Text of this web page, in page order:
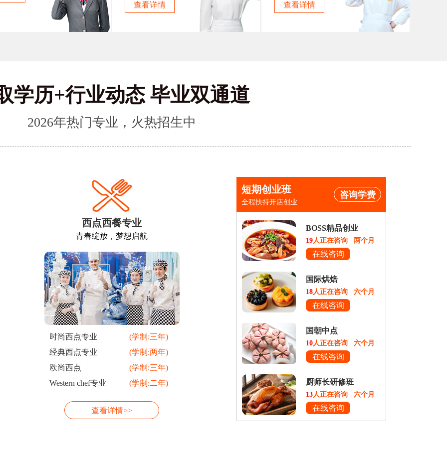
查看详情 查看详情
学历+行业动态 毕业双通道
2026年热门专业，火热招生中
西点西餐专业
青春绽放，梦想启航
时尚西点专业
(学制:三年)
经典西点专业
(学制:两年)
欧尚西点
(学制:三年)
Western chef专业
(学制:二年)
查看详情>>
短期创业班
全程扶持开店创业
咨询学费
BOSS精品创业
19人正在咨询 两个月
在线咨询
国际烘焙
18人正在咨询 六个月
在线咨询
国朝中点
10人正在咨询 六个月
在线咨询
厨师长研修班
13人正在咨询 六个月
在线咨询